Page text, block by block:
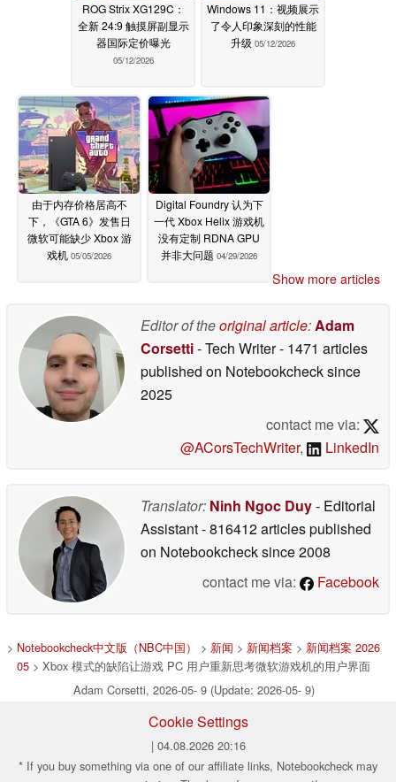
ROG Strix XG129C：
全新 24:9 触摸屏副显示
器国际定价曝光
05/12/2026
Windows 11：视频展示
了令人印象深刻的性能
升级 05/12/2026
由于内存价格居高不
下，《GTA 6》发售日
微软可能缺少 Xbox 游
戏机 05/05/2026
Digital Foundry 认为下
一代 Xbox Helix 游戏机
没有定制 RDNA GPU
并非大问题 04/29/2026
Show more articles
Editor of theoriginal article:Adam
Corsetti- Tech Writer- 1471 articles
published on Notebookchecksince
2025
contact me via:
@ACorsTechWriter, LinkedIn
Translator: Ninh Ngoc Duy- Editorial
Assistant- 816412 articles published
on Notebookchecksince 2008
contact me via:
Facebook
> Notebookcheck中文版（NBC中国） > 新闻 > 新闻档案 > 新闻档案 2026
05 > Xbox 模式的缺陷让游戏 PC 用户重新思考微软游戏机的用户界面
Adam Corsetti, 2026-05- 9 (Update: 2026-05- 9)
Cookie Settings
| 04.08.2026 20:16
* If you buy something via one of our affiliate links, Notebookcheck may